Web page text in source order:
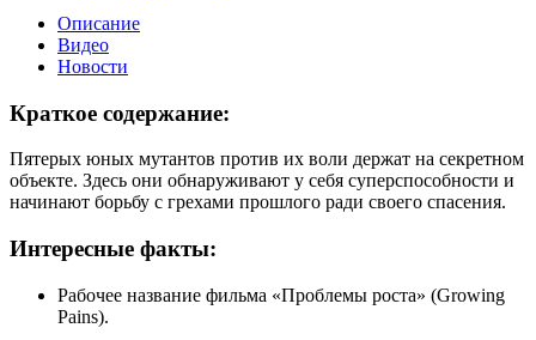
Описание
Видео
Новости
Краткое содержание:
Пятерых юных мутантов против их воли держат на секретном
объекте. Здесь они обнаруживают у себя суперспособности и
начинают борьбу с грехами прошлого ради своего спасения.
Интересные факты:
Рабочее название фильма «Проблемы роста» (Growing
Pains).